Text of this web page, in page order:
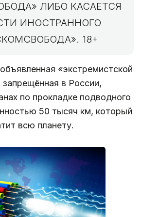
ЛИБО КАСАЕТСЯ
ИНОСТРАННОГО
18+
«экстремистской
запрещённая в России,
по прокладке подводного
50 тысяч км, который
всю планету.